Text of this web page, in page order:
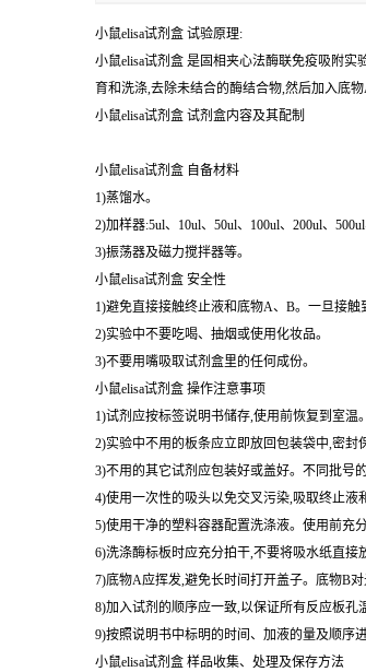
小鼠elisa试剂盒 试验原理:
小鼠elisa试剂盒 是固相夹心法酶联免疫吸附
育和洗涤,去除未结合的酶结合物,然后加入底
小鼠elisa试剂盒 试剂盒内容及其配制
小鼠elisa试剂盒 自备材料
1)蒸馏水。
2)加样器:5ul、10ul、50ul、100ul、200ul、500ul
3)振荡器及磁力搅拌器等。
小鼠elisa试剂盒 安全性
1)避免直接接触终止液和底物A、B。一旦接触
2)实验中不要吃喝、抽烟或使用化妆品。
3)不要用嘴吸取试剂盒里的任何成份。
小鼠elisa试剂盒 操作注意事项
1)试剂应按标签说明书储存,使用前恢复到室温
2)实验中不用的板条应立即放回包装袋中,密封
3)不用的其它试剂应包装好或盖好。不同批号
4)使用一次性的吸头以免交叉污染,吸取终止液
5)使用干净的塑料容器配置洗涤液。使用前充
6)洗涤酶标板时应充分拍干,不要将吸水纸直接
7)底物A应挥发,避免长时间打开盖子。底物B
8)加入试剂的顺序应一致,以保证所有反应板孔
9)按照说明书中标明的时间、加液的量及顺序
小鼠elisa试剂盒 样品收集、处理及保存方法